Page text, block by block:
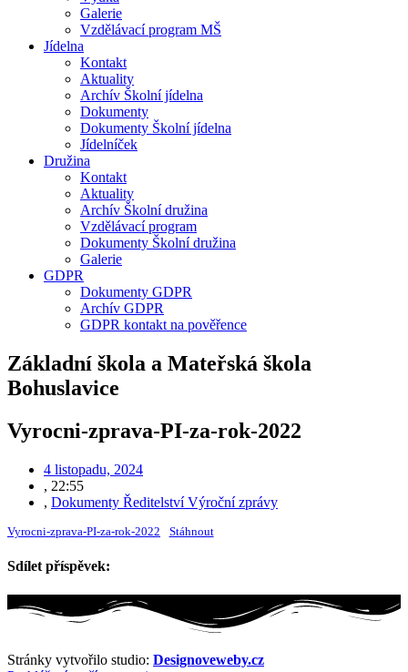
Galerie
Vzdělávací program MŠ
Jídelna
Kontakt
Aktuality
Archív Školní jídelna
Dokumenty
Dokumenty Školní jídelna
Jídelníček
Družina
Kontakt
Aktuality
Archív Školní družina
Vzdělávací program
Dokumenty Školní družina
Galerie
GDPR
Dokumenty GDPR
Archív GDPR
GDPR kontakt na pověřence
Základní škola a Mateřská škola
Bohuslavice
Vyrocni-zprava-PI-za-rok-2022
4 listopadu, 2024
, 22:55
, Dokumenty Ředitelství Výroční zprávy
Vyrocni-zprava-PI-za-rok-2022 Stáhnout
Sdílet příspěvek:
Stránky vytvořilo studio: Designoveweby.cz